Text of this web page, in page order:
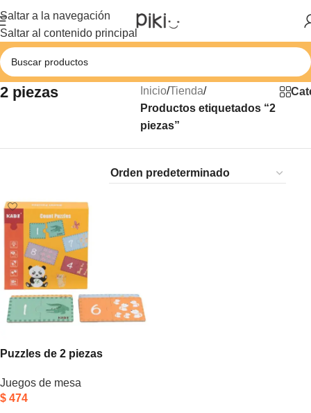
Saltar a la navegación
Saltar al contenido principal
2 piezas Inicio/Tienda/
Productos etiquetados “2
piezas”
Puzzles de 2 piezas
Juegos de mesa
$ 474